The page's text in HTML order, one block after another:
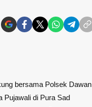
bersama Polsek Dawan
Pujawali di Pura Sad